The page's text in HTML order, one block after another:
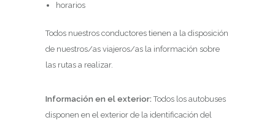
horarios
Todos nuestros conductores tienen a la disposición
de nuestros/as viajeros/as la información sobre
las rutas a realizar.
Información en el exterior:Todos los autobuses
disponen en el exterior de la identificación del